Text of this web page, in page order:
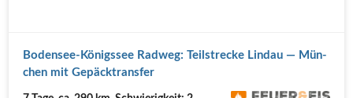
Boden­see-Königs­see Rad­weg: Teil­stre­cke Lin­dau — Mün­
chen mit Gepäcktransfer